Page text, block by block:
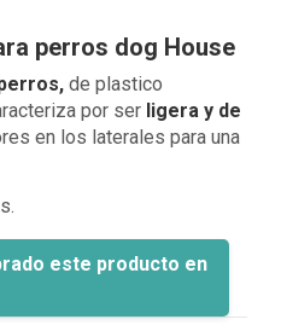
perros dog House
de plastico
por serligera y de
en los laterales para una
este producto en